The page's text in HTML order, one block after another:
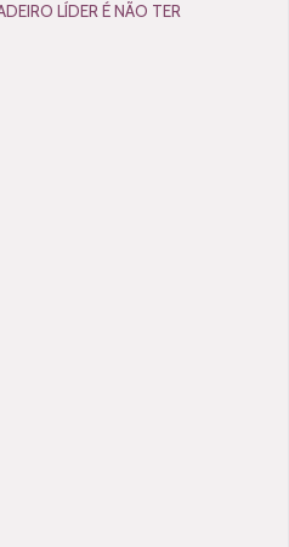
LÍDER É NÃO TER